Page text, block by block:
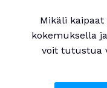
Mikäli
kokemuksella
voit tutustua